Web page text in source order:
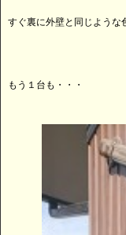
すぐ裏に外壁と同じような
もう１台も・・・